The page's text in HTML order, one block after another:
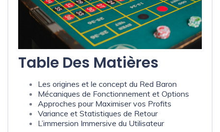
Table Des Matières
Les origines et le concept du Red Baron
Mécaniques de Fonctionnement et Options
Approches pour Maximiser vos Profits
Variance et Statistiques de Retour
L’immersion Immersive du Utilisateur